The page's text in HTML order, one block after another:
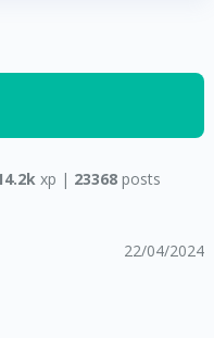
xp | 23368posts
22/04/2024